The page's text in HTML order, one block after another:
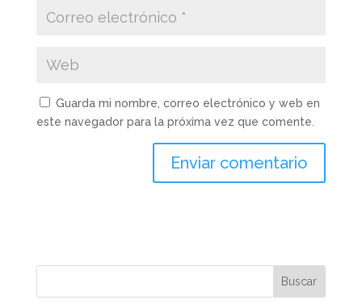
Guarda mi nombre, correo electrónico y web en
este navegador para la próxima vez que comente.
Buscar